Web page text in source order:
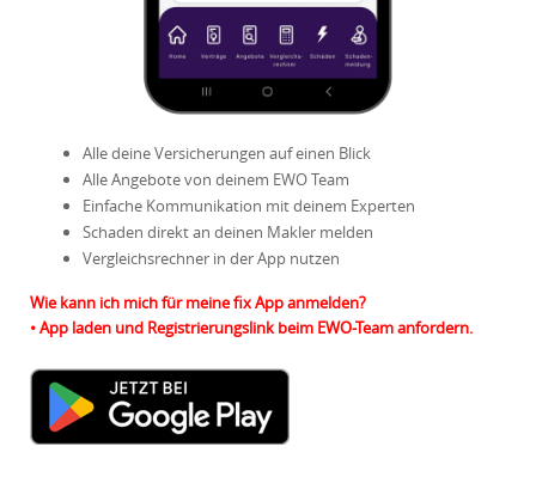
Alle deine Versicherungen auf einen Blick
Alle Angebote von deinem EWO Team
Einfache Kommunikation mit deinem Experten
Schaden direkt an deinen Makler melden
Vergleichsrechner in der App nutzen
Wie kann ich mich für meine fix App anmelden?
• App laden und Registrierungslink beim EWO-Team anfordern.